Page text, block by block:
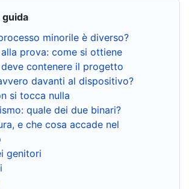
guida
minorile è diverso?
alla prova: come si ottiene
contenere il progetto
davanti al dispositivo?
si tocca nulla
quale dei due binari?
e che cosa accade nel
genitori